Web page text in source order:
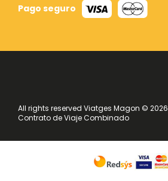
Pago seguro
All rights reserved Viatges Magon © 2026
Contrato de Viaje Combinado